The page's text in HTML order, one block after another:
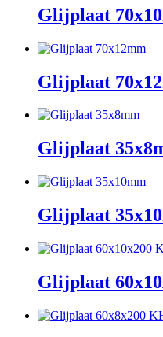
Glijplaat
Glijplaat
Glijplaat
Glijplaat
Glijplaat